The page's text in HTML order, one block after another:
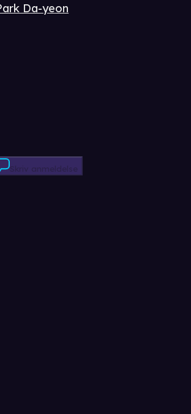
Skriv anmeldelse
Da-yeon